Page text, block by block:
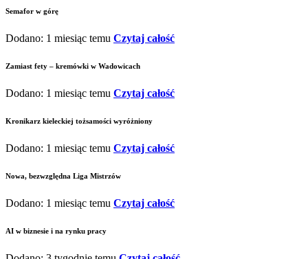
Semafor w górę
Dodano: 1 miesiąc temu Czytaj całość
Zamiast fety – kremówki w Wadowicach
Dodano: 1 miesiąc temu Czytaj całość
Kronikarz kieleckiej tożsamości wyróżniony
Dodano: 1 miesiąc temu Czytaj całość
Nowa, bezwzględna Liga Mistrzów
Dodano: 1 miesiąc temu Czytaj całość
AI w biznesie i na rynku pracy